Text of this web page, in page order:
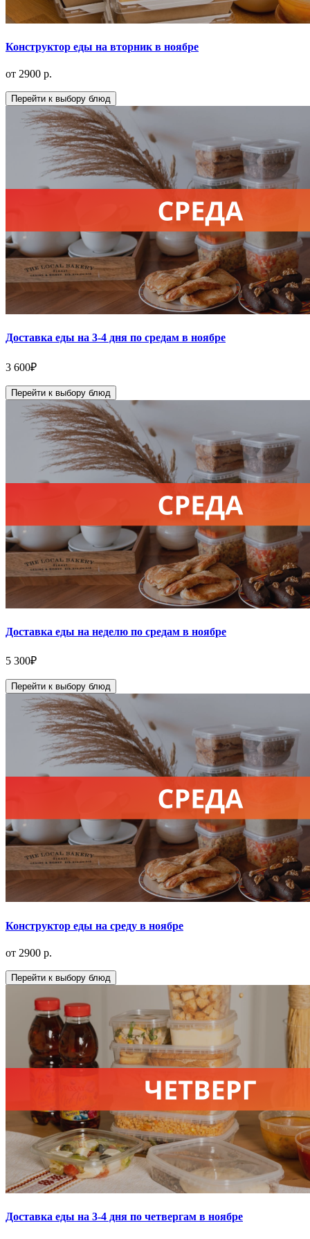
Конструктор еды на вторник в ноябре
от 2900 р.
Перейти к выбору блюд
Доставка еды на 3-4 дня по средам в ноябре
3 600₽
Перейти к выбору блюд
Доставка еды на неделю по средам в ноябре
5 300₽
Перейти к выбору блюд
Конструктор еды на среду в ноябре
от 2900 р.
Перейти к выбору блюд
Доставка еды на 3-4 дня по четвергам в ноябре